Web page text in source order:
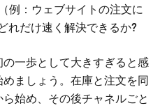
例：ウェブサイトの注文に
れだけ速く解決できるか?
一歩として大きすぎると感
ましょう。 在庫と注文を同
ら始め、その後チャネルごと